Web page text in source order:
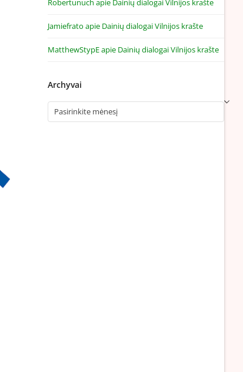
Robertunuch apie Dainių dialogai Vilnijos krašte
Jamiefrato apie Dainių dialogai Vilnijos krašte
MatthewStypEapie Dainių dialogai Vilnijos krašte
Archyvai
Archyvai